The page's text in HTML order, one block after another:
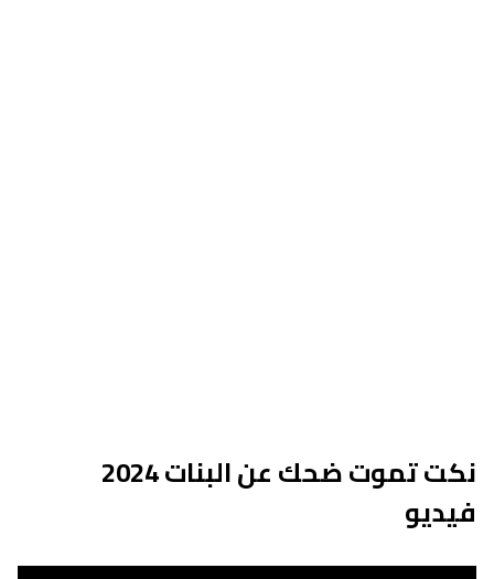
نكت تموت ضحك عن البنات 2024
فيديو